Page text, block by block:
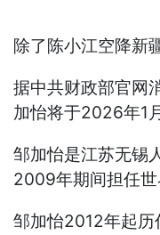
除了陈小江空降新
据中共财政部官网
加怡将于2026年1
邹加怡是江苏无锡
2009年期间担任世
邹加怡2012年起历